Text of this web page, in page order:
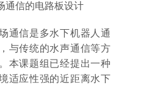
信的电路板设计
信是多水下机器人通
与传统的水声通信等方
本课题组已经提出一种
适应性强的近距离水下